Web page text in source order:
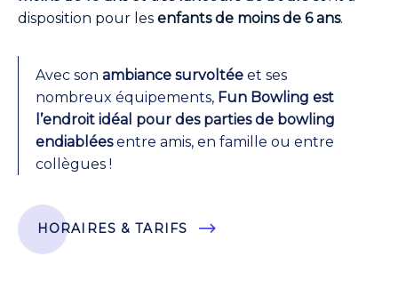
disposition pour les enfants de moins de 6 ans.
Avec son ambiance survoltée et ses
nombreux équipements, Fun Bowling est
l’endroit idéal pour des parties de bowling
endiabléesentre amis, en famille ou entre
collègues !
HORAIRES & TARIFS